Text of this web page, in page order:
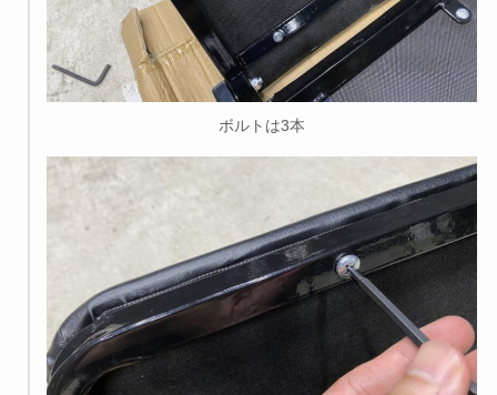
ボルトは3本